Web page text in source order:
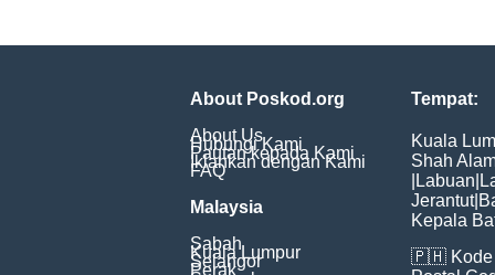
About Poskod.org
About Us
Hubungi Kami
Pautan kepada Kami
Iklankan dengan Kami
FAQ
Malaysia
Sabah
Kuala Lumpur
Selangor
Perak
Tempat:
Kuala
Shah
Labuan
Jerantut|
Kepala
🇵🇭